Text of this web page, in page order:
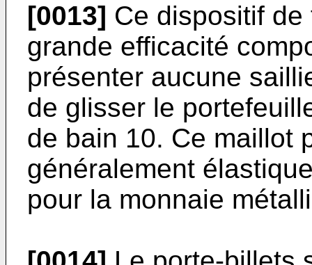
[0013] Ce dispositif
grande efficacité
présenter aucune
de glisser le
de bain 10. Ce maillot
généralement
pour la monnaie